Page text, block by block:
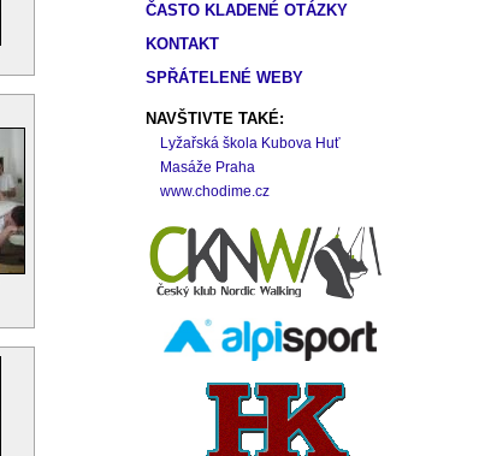
ČASTO KLADENÉ OTÁZKY
KONTAKT
SPŘÁTELENÉ WEBY
NAVŠTIVTE TAKÉ:
Lyžařská škola Kubova Huť
Masáže Praha
www.chodime.cz